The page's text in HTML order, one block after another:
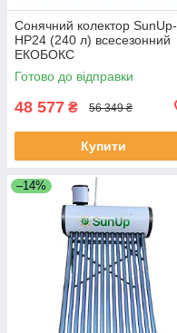
Сонячний колектор SunUp-
HP24 (240 л) всесезонний
ЕКОБОКС
Готово до відправки
48 577 ₴ 56 349 ₴
Купити
–14%